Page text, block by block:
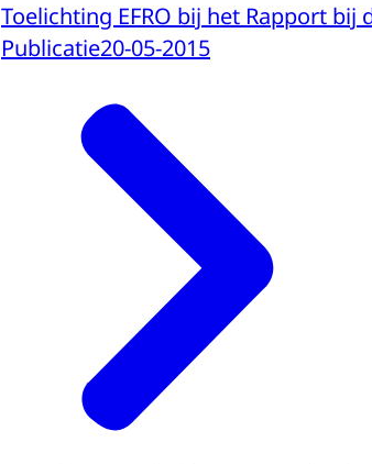
Toelichting EFRO bij het Rapport
Publicatie20-05-2015